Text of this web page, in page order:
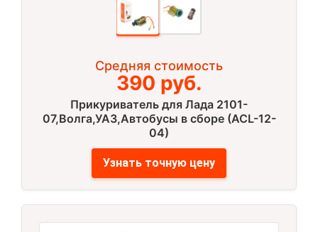
Средняя стоимость
390 руб.
Прикуриватель для Лада 2101-
07,Волга,УАЗ,Автобусы в сборе (ACL-12-
04)
Узнать точную цену